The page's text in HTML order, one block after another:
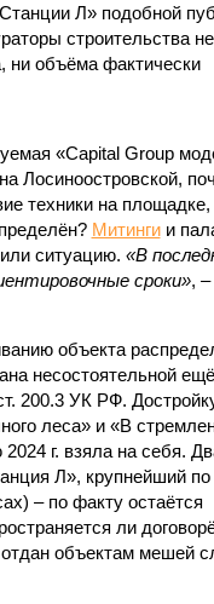
Л» подобной
строительства не
ни объёма фактически
«Capital Group
Лосиноостровской,
техники на площадке,
Митингии
ситуацию. «В
сроки», –
объекта
несостоятельной
200.3 УК РФ.
леса» и «В
г. взяла на себя.
Л», крупнейший
– по факту остаётся
ли
объектам мешей